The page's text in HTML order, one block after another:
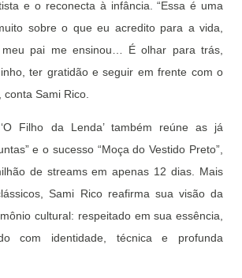
e o reconecta à infância. “Essa é uma
sobre o que eu acredito para a vida,
pai me ensinou… É olhar para trás,
ter gratidão e seguir em frente com o
Sami Rico.
Filho da Lenda’ também reúne as já
e o sucesso “Moça do Vestido Preto”,
de streams em apenas 12 dias. Mais
Sami Rico reafirma sua visão da
cultural: respeitado em sua essência,
com identidade, técnica e profunda